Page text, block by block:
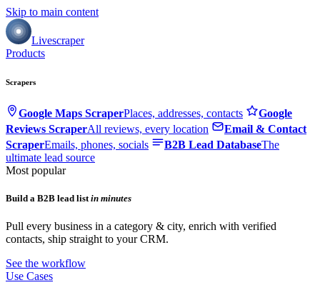
Skip to main content
Livescraper
Products
Scrapers
Google Maps ScraperPlaces, addresses, contacts
Google
Reviews ScraperAll reviews, every location
Email & Contact
ScraperEmails, phones, socials B2B Lead DatabaseThe
ultimate lead source
Most popular
Build a B2B lead listin minutes
Pull every business in a category & city, enrich with verified
contacts, ship straight to your CRM.
See the workflow
Use Cases